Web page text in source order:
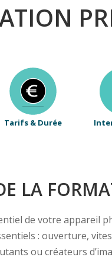
Tarifs & Durée
LA
de votre appareil
: ouverture,
ou créateurs